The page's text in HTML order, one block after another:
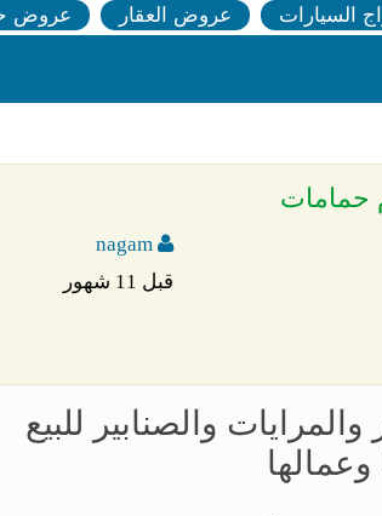
السيارات عروض العقار عروض
حمامات
قبل 11 شهور
والصنابير للبيع